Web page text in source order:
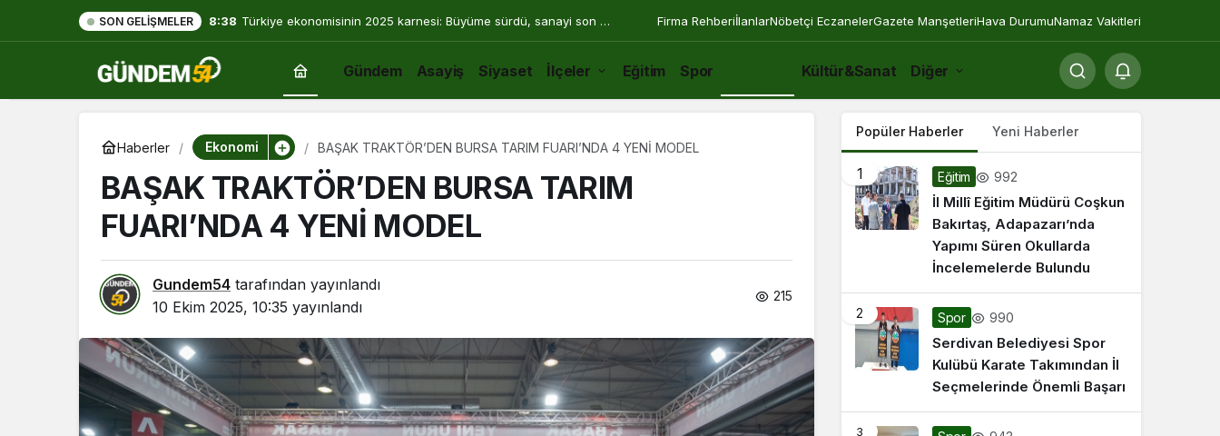
SON GELIŞMELER 8:38 Türkiye ekonomisinin 2025 karnesi: Büyüme sürdü, sanayi son 30 Firma RehberiİlanlarNöbetçi EczanelerGazete ManşetleriHava DurumuNamaz Vakitleri
Gündem Asayiş Siyaset İlçeler Eğitim Spor Kültür&Sanat Diğer
Haberler Ekonomi BAŞAK TRAKTÖR’DEN BURSA TARIM FUARI’NDA 4 YENİ MODEL
BAŞAK TRAKTÖR’DEN BURSA TARIM
FUARI’NDA 4 YENİ MODEL
Gundem54 tarafından yayınlandı
10 Ekim 2025, 10:35 yayınlandı
215
Popüler Haberler Yeni Haberler
1 Eğitim 992
İl Millî Eğitim Müdürü Coşkun
Bakırtaş, Adapazarı’nda
Yapımı Süren Okullarda
İncelemelerde Bulundu
2 Spor 990
Serdivan Belediyesi Spor
Kulübü Karate Takımından İl
Seçmelerinde Önemli Başarı
3